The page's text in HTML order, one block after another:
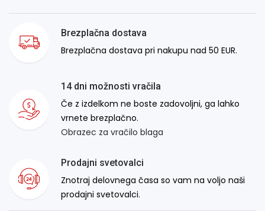
Brezplačna dostava
Brezplačna dostava pri nakupu nad 50 EUR.
14 dni možnosti vračila
Če z izdelkom ne boste zadovoljni, ga lahko
vrnete brezplačno.
Obrazec za vračilo blaga
Prodajni svetovalci
Znotraj delovnega časa so vam na voljo naši
prodajni svetovalci.